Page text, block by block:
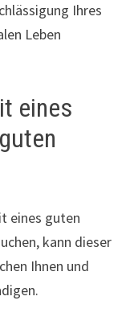
Ihres
Leben
eines
eines guten
kann dieser
Ihnen und